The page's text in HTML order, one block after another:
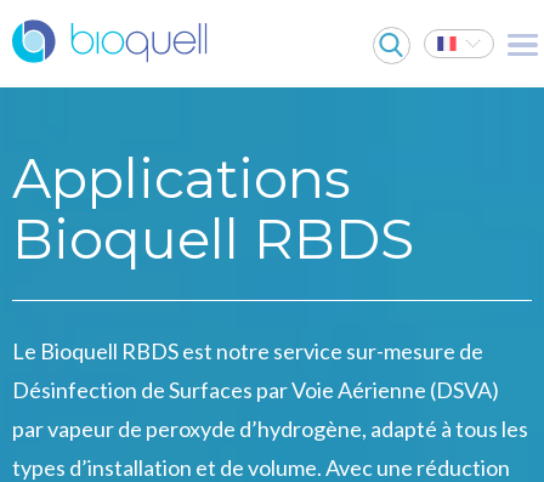
Applications
Bioquell RBDS
Le Bioquell RBDS est notre service sur-mesure de
Désinfection de Surfaces par Voie Aérienne (DSVA)
par vapeur de peroxyde d’hydrogène, adapté à tous les
types d’installation et de volume. Avec une réduction